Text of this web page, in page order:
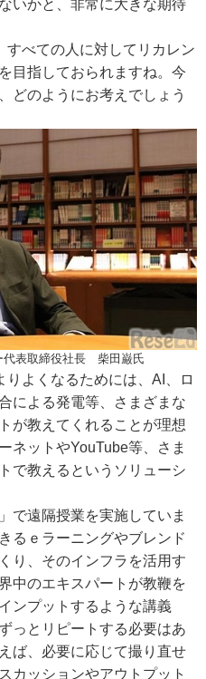
いかと、非常に大きな期待
すべての人に対してリカレン
目指しておられますね。今
どのようにお考えでしょう
代表取締役社長 柴田巌氏
りよくなるためには、AI、ロ
による発電等、さまざまな
が教えてくれることが理想
ネットやYouTube等、さま
で教えるというソリューシ
遠隔授業を実施していま
るｅラーニングやブレンド
り、そのインフラを活用す
中のエキスパートが教鞭を
ンプットするような講義
っとリピートする必要はあ
ば、必要に応じて撮り直せ
カッションやアウトプット